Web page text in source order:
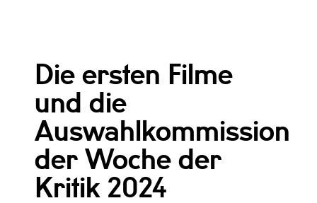
Die ersten Filme
und die
Auswahlkommission
der Woche der
Kritik 2024